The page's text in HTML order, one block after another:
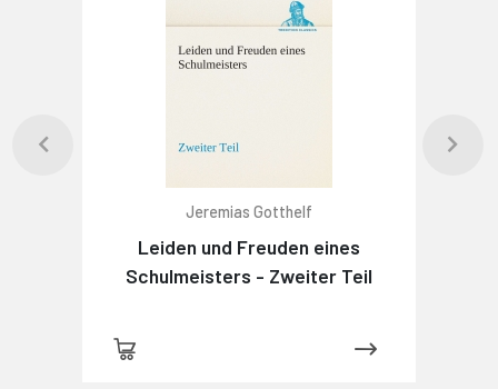
Jeremias Gotthelf
Leiden und Freuden eines
Schulmeisters - Zweiter Teil